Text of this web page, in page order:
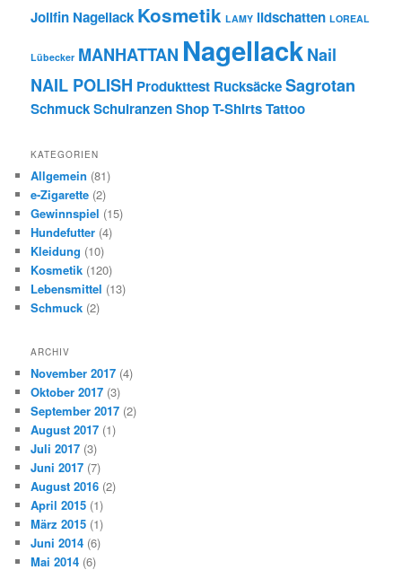
Jolifin Nagellack Kosmetik LAMY lidschatten LOREAL
Lübecker MANHATTAN NagellackNail
NAIL POLISH Produkttest RucksäckeSagrotan
SchmuckSchulranzenShopT-ShirtsTattoo
KATEGORIEN
Allgemein (81)
e-Zigarette (2)
Gewinnspiel (15)
Hundefutter (4)
Kleidung (10)
Kosmetik (120)
Lebensmittel (13)
Schmuck (2)
ARCHIV
November 2017 (4)
Oktober 2017 (3)
September 2017 (2)
August 2017 (1)
Juli 2017 (3)
Juni 2017 (7)
August 2016 (2)
April 2015 (1)
März 2015 (1)
Juni 2014 (6)
Mai 2014 (6)